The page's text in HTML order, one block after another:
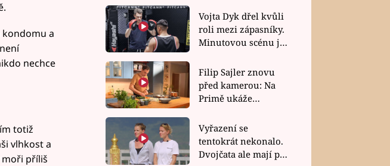
kondomu a
nechce
totiž
vlhkost a
moři příliš
Vojta Dyk dřel kvůli
roli mezi zápasníky.
Minutovou scénu jel
Filip Sajler znovu
před kamerou: Na
Primě ukáže
rychlé recepty
Vyřazení se
tentokrát nekonalo.
Dvojčata ale mají po